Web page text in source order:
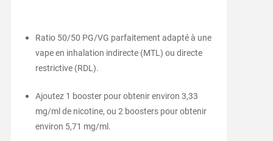
Ratio 50/50 PG/VG parfaitement adapté à une
vape en inhalation indirecte (MTL) ou directe
restrictive (RDL).
Ajoutez 1 booster pour obtenir environ 3,33
mg/ml de nicotine, ou 2 boosters pour obtenir
environ 5,71 mg/ml.